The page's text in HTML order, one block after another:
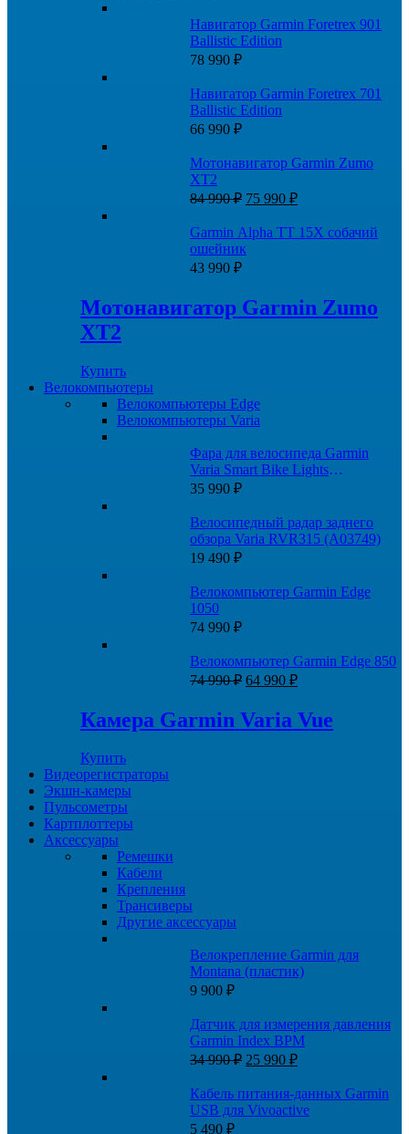
Навигатор Garmin Foretrex 901
Ballistic Edition
78 990 ₽
Навигатор Garmin Foretrex 701
Ballistic Edition
66 990 ₽
Мотонавигатор Garmin Zumo
XT2
84 990₽ Первоначальная
составляла
84
75 990 ₽Текущая
75
Garmin Alpha TT 15X собачий
ошейник
43 990 ₽
Мотонавигатор Garmin Zumo
XT2
Купить
Велокомпьютеры
Велокомпьютеры Edge
Велокомпьютеры Varia
Фара для велосипеда Garmin
Varia Smart Bike Lights
HL500+TL300
35 990 ₽
Велосипедный радар заднего
обзора Varia RVR315 (A03749)
19 490 ₽
Велокомпьютер Garmin Edge
1050
74 990 ₽
Велокомпьютер Garmin Edge 850
74 990₽ Первоначальная
составляла
74
64 990 ₽Текущая
64
990 ₽.
Камера Garmin Varia Vue
Купить
Видеорегистраторы
Экшн-камеры
Пульсометры
Картплоттеры
Аксессуары
Ремешки
Кабели
Крепления
Трансиверы
Другие аксессуары
Велокрепление Garmin для
Montana (пластик)
9 900 ₽
Датчик для измерения давления
Garmin Index BPM
34 990₽ Первоначальная
составляла
34
25 990 ₽Текущая
25
990 ₽.
Кабель питания-данных Garmin
USB для Vivoactive
5 490 ₽